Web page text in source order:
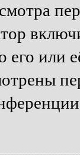
его или